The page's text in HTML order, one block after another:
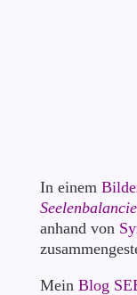
In einem
anhand von
Mein Blog